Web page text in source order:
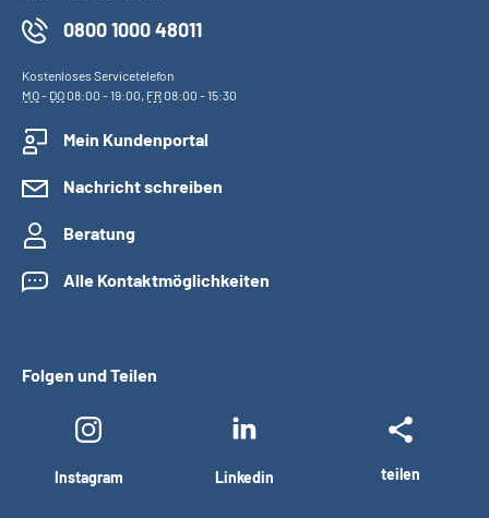
0800 1000 48011
Kostenloses Servicetelefon
MO- DO08:00 - 19:00, FR08:00 - 15:30
Mein Kundenportal
Nachricht schreiben
Beratung
Alle Kontaktmöglichkeiten
Folgen und Teilen
Instagram Linkedin teilen